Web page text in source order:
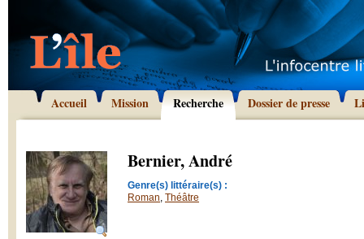
Accueil Mission Recherche Dossier de presse
Bernier, André
Genre(s) littéraire(s) :
Roman, Théâtre